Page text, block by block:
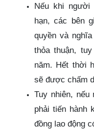
Nếu khi người
hạn, các bên
quyền và
thỏa thuận,
năm. Hết thời
sẽ được chấm
Tuy nhiên,
phải tiến hành
đồng lao động